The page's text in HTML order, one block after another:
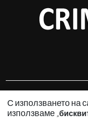
С използването на
използваме „